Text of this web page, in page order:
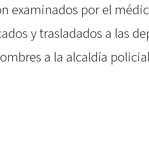
examinados por el
y trasladados a las
a la alcaldía